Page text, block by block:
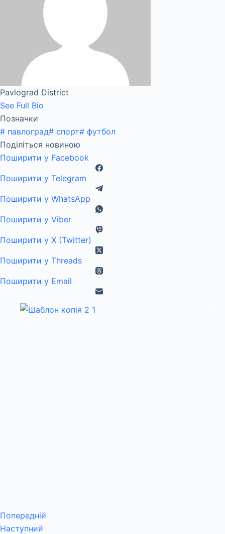
Pavlograd District
See Full Bio
Позначки
# павлоград# спорт# футбол
Поділіться новиною
Поширити у Facebook
Поширити у Telegram
Поширити у WhatsApp
Поширити у Viber
Поширити у X (Twitter)
Поширити у Threads
Поширити у Email
Попередній
Наступний